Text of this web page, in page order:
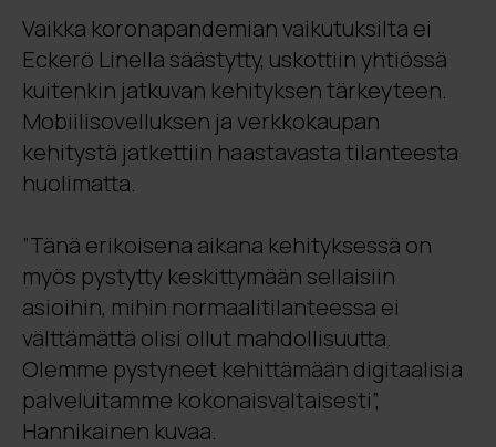
Vaikka koronapandemian vaikutuksilta ei
Eckerö Linella säästytty, uskottiin yhtiössä
kuitenkin jatkuvan kehityksen tärkeyteen.
Mobiilisovelluksen ja verkkokaupan
kehitystä jatkettiin haastavasta tilanteesta
huolimatta.
”Tänä erikoisena aikana kehityksessä on
myös pystytty keskittymään sellaisiin
asioihin, mihin normaalitilanteessa ei
välttämättä olisi ollut mahdollisuutta.
Olemme pystyneet kehittämään digitaalisia
palveluitamme kokonaisvaltaisesti”,
Hannikainen kuvaa.